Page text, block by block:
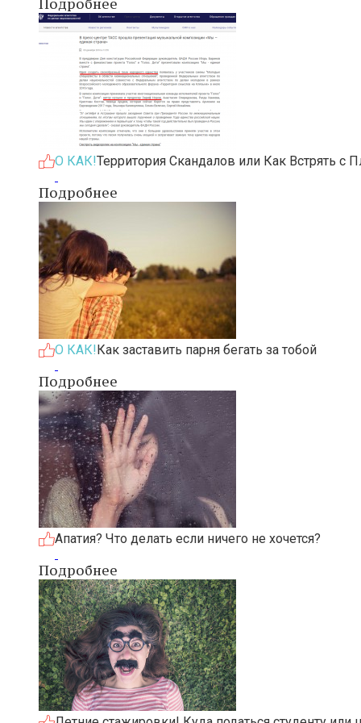
Подробнее
О КАК!Территория Скандалов или Как Встрять с
Подробнее
О КАК!Как заставить парня бегать за тобой
Подробнее
Апатия? Что делать если ничего не хочется?
Подробнее